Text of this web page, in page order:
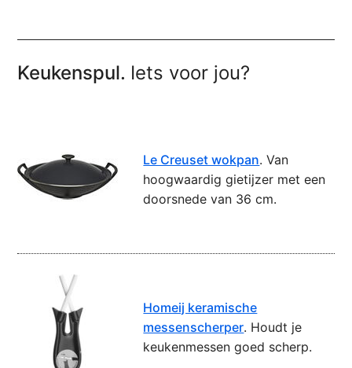
Keukenspul. Iets voor jou?
Le Creuset wokpan. Van
hoogwaardig gietijzer met een
doorsnede van 36 cm.
Homeij keramische
messenscherper. Houdt je
keukenmessen goed scherp.